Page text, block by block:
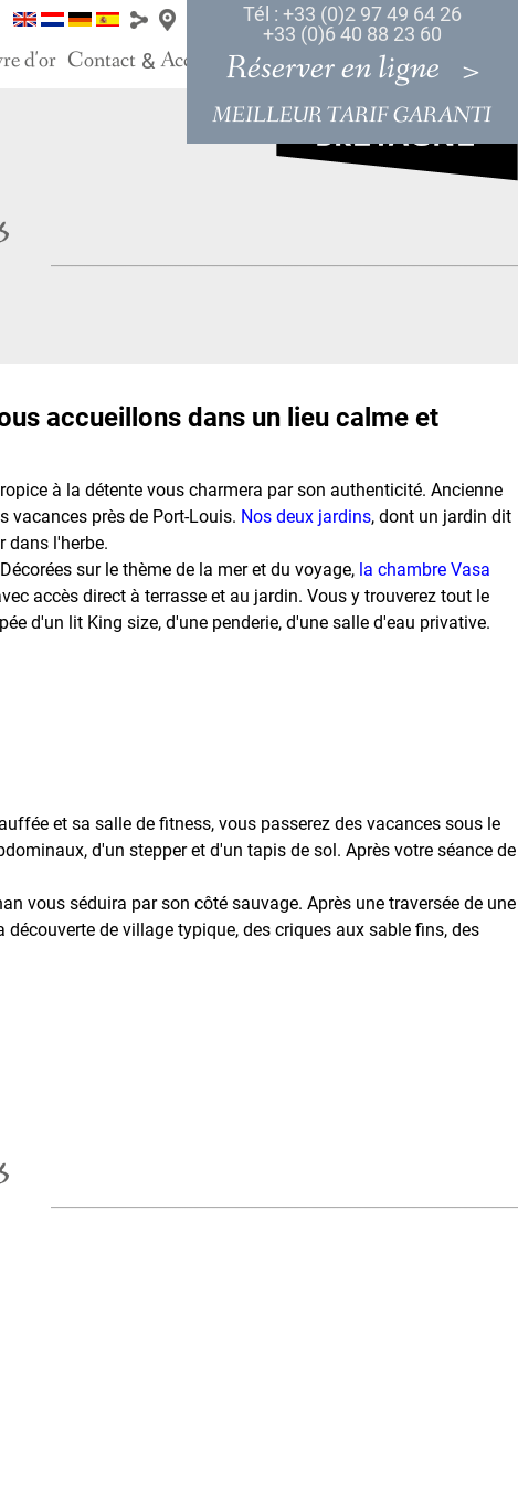
d'or Contact & Accès
Tél : +33 (0)2 97 49 64 26
+33 (0)6 40 88 23 60
Réserver en ligne
MEILLEUR TARIF GARANTI
accueillons dans un lieu calme et
à la détente vous charmera par son authenticité. Ancienne
vacances près de Port-Louis. Nos deux jardins, dont un jardin dit
dans l'herbe.
sur le thème de la mer et du voyage, la chambre Vasa
accès direct à terrasse et au jardin. Vous y trouverez tout le
d'un lit King size, d'une penderie, d'une salle d'eau privative.
et sa salle de fitness, vous passerez des vacances sous le
d'un stepper et d'un tapis de sol. Après votre séance de
vous séduira par son côté sauvage. Après une traversée de une
de village typique, des criques aux sable fins, des